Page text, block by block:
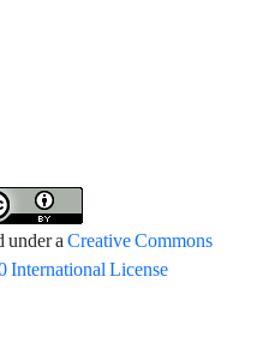
aCreative Commons
License